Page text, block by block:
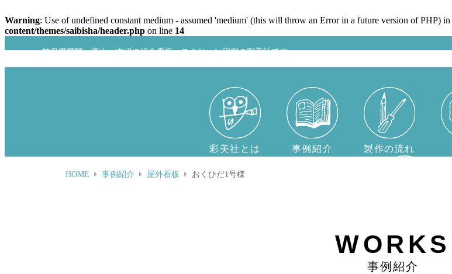
Warning: Use of undefined constant medium - assumed 'medium' (this will throw an Error in a future version of PHP) in
content/themes/saibisha/header.php on line 14
岐阜県飛騨、高山、古川の総合看板・スクリーン印刷の彩美社です。
彩美社とは 事例紹介 製作の流れ
HOME 事例紹介 屋外看板 おくひだ1号様
WORKS
事例紹介